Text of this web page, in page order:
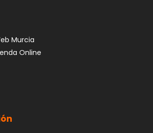
Murcia
Online